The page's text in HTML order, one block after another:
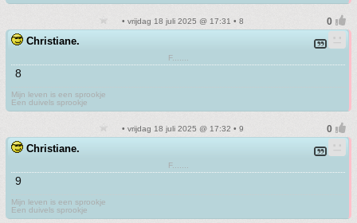
• vrijdag 18 juli 2025 @ 17:31 • 8
Christiane.
F.......
8
Mijn leven is een sprookje
Een duivels sprookje
• vrijdag 18 juli 2025 @ 17:32 • 9
Christiane.
F.......
9
Mijn leven is een sprookje
Een duivels sprookje